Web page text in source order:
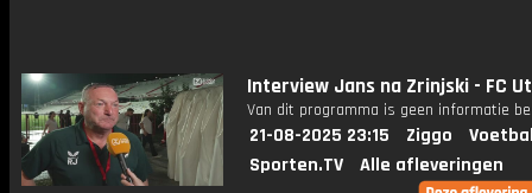
Interview Jans na Zrinjski - FC
Van dit programma is geen informatie
21-08-2025 23:15 Ziggo
Sporten.TV
Alle afleveringen